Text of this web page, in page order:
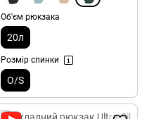
Об'єм рюкзака
20л
Розмір спинки
O/S